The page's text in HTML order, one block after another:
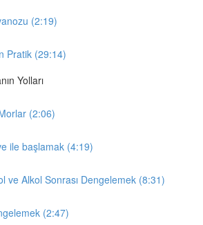
(2:19)
Pratik (29:14)
Yolları
(2:06)
ile başlamak (4:19)
ve Alkol Sonrası Dengelemek (8:31)
(2:47)